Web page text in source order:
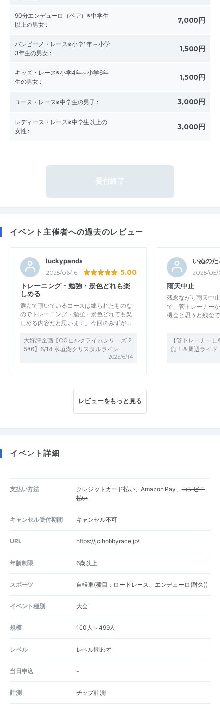
90分エンデューロ（ペア）※中学生
以上の男女 : 7,000円
バンビーノ・レース※小学1年～小学
3年生の男女 : 1,500円
キッズ・レース※小学4年～小学6年
生の男女 : 1,500円
ユース・レース※中学生の男子 : 3,000円
レディース・レース※中学生以上の
女性 : 3,000円
受付終了
イベント主催者への過去のレビュー
luckypanda
2025/06/16 5.00
トレーニング・勉強・景色どれも楽
しめる
選んで頂いているコースは練られたものな
のでトレーニング・勉強・景色どれでも楽
しめる内容だと思います。今回のみずが…
大好評企画【CCヒルクライムシリーズ 2
5#6】6/14 水垣湖クリスタルライン
2025/6/14
いぬのた
2025/
雨天中止
残念ながら雨天中
で、菅トレーナー
機会と思うと残念
【管トレーナー
負！＆周辺ライド
レビューをもっと見る
イベント詳細
支払い方法 クレジットカード払い、Amazon Pay、コンビニ
払い
キャンセル受付期間 キャンセル不可
URL https://jclhobbyrace.jp/
年齢制限 6歳以上
スポーツ 自転車(種目：ロードレース、エンデューロ(耐久))
イベント種別 大会
規模 100人～499人
レベル レベル問わず
当日申込 -
計測 チップ計測